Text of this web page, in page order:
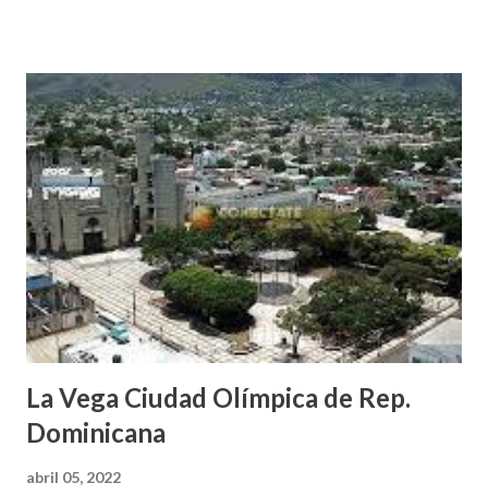
La Vega Ciudad Olímpica de Rep.
Dominicana
abril 05, 2022